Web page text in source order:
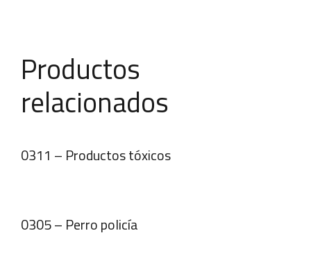
Productos
relacionados
0311 – Productos tóxicos
0305 – Perro policía